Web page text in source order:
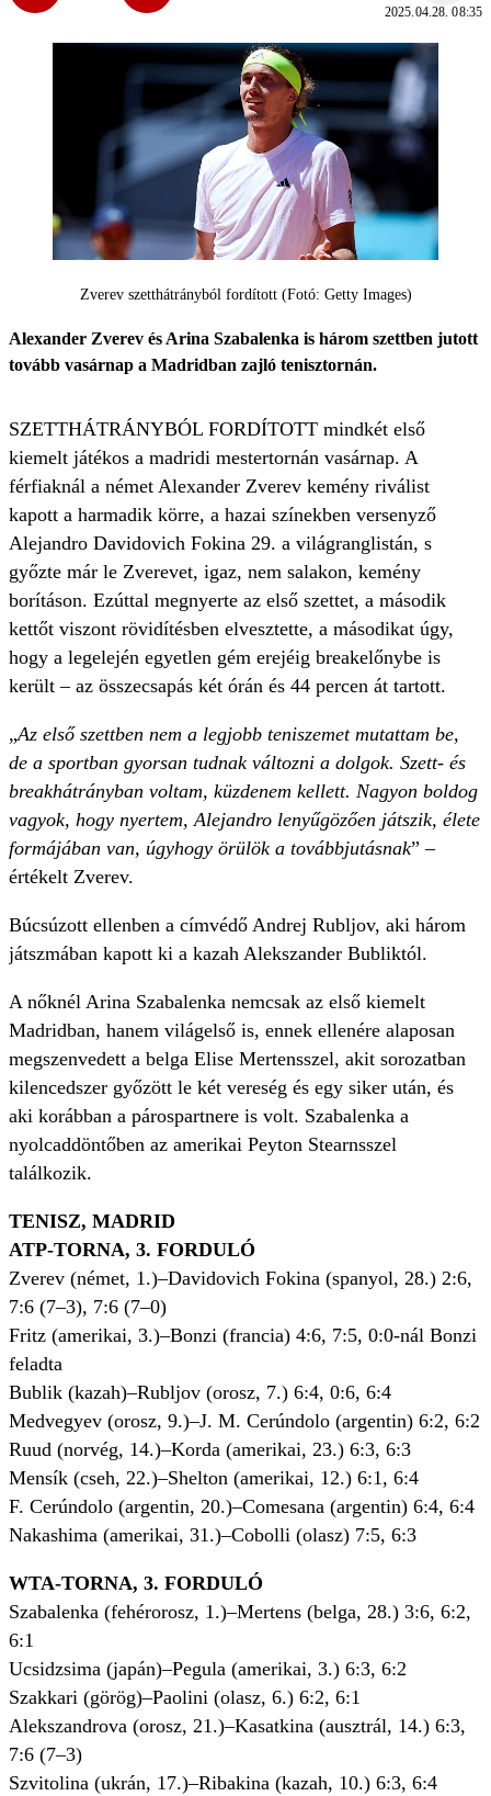
2025.04.28. 08:35
Zverev szetthátrányból fordított (Fotó: Getty Images)
Alexander Zverev és Arina Szabalenka is három szettben jutott
tovább vasárnap a Madridban zajló tenisztornán.
SZETTHÁTRÁNYBÓL FORDÍTOTT mind­két első
kiemelt játékos a madridi mestertornán vasárnap. A
férfiaknál a német Alexander Zverev kemény riválist
kapott a harmadik körre, a hazai színekben versenyző
Alejandro Davido­vich Fokina 29. a világranglistán, s
győzte már le Zverevet, igaz, nem salakon, kemény
borításon. Ezúttal megnyerte az első szettet, a második
kettőt viszont rövidítésben elvesztette, a másodikat úgy,
hogy a legelején egyetlen gém erejéig breakelőnybe is
került – az összecsapás két órán és 44 percen át tartott.
„Az első szettben nem a legjobb teniszemet mutattam be,
de a sportban gyorsan tudnak változni a dolgok. Szett- és
breakhátrányban voltam, küzdenem kellett. Nagyon boldog
vagyok, hogy nyertem, Alejandro lenyűgözően játszik, élete
formájában van, úgyhogy örülök a továbbjutásnak” –
értékelt Zverev.
Búcsúzott ellenben a címvédő Andrej Rubljov, aki három
játszmában kapott ki a kazah Alekszander Bubliktól.
A nőknél Arina Szabalenka nemcsak az első kiemelt
Madridban, hanem világelső is, ennek ellenére alaposan
megszenvedett a belga Elise Mertensszel, akit sorozatban
kilencedszer győzött le két vereség és egy siker után, és
aki korábban a párospartnere is volt. Szaba­lenka a
nyolcaddöntőben az amerikai Peyton Stearnsszel
találkozik.
TENISZ, MADRID
ATP-TORNA, 3. FORDULÓ
Zverev (német, 1.)–Davidovich Fokina (spanyol, 28.) 2:6,
7:6 (7–3), 7:6 (7–0)
Fritz (amerikai, 3.)–Bonzi (francia) 4:6, 7:5, 0:0-nál Bonzi
feladta
Bublik (kazah)–Rubljov (orosz, 7.) 6:4, 0:6, 6:4
Medvegyev (orosz, 9.)–J. M. Cerúndolo (argentin) 6:2, 6:2
Ruud (norvég, 14.)–Korda (amerikai, 23.) 6:3, 6:3
Mensík (cseh, 22.)–Shelton (amerikai, 12.) 6:1, 6:4
F. Cerúndolo (argentin, 20.)–Comesana (argentin) 6:4, 6:4
Nakashima (amerikai, 31.)–Cobolli (olasz) 7:5, 6:3
WTA-TORNA, 3. FORDULÓ
Szabalenka (fehérorosz, 1.)–Mertens (belga, 28.) 3:6, 6:2,
6:1
Ucsidzsima (japán)–Pegula (amerikai, 3.) 6:3, 6:2
Szakkari (görög)–Paolini (olasz, 6.) 6:2, 6:1
Alekszandrova (orosz, 21.)–Kasatkina (ausztrál, 14.) 6:3,
7:6 (7–3)
Szvitolina (ukrán, 17.)–Ribakina (kazah, 10.) 6:3, 6:4